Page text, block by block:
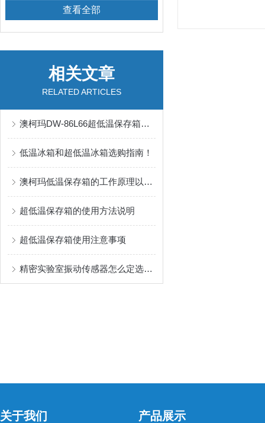
查看全部
相关文章
RELATED ARTICLES
澳柯玛DW-86L66超低温保存箱：科研样本的冷藏卫士！
低温冰箱和超低温冰箱选购指南！
澳柯玛低温保存箱的工作原理以及保养方法
超低温保存箱的使用方法说明
超低温保存箱使用注意事项
精密实验室振动传感器怎么定选型流程：从测量目标、频段到安装方式与数据输出梳理配置路径
关于我们 产品展示